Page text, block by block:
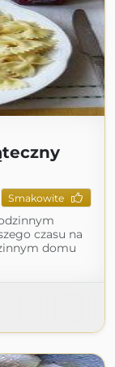
Smakowite
czasu na
domu